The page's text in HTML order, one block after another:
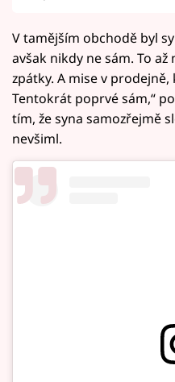
V tamějším obchodě byl
avšak nikdy ne sám. To
zpátky. A mise v
Tentokrát poprvé sám,“
tím, že syna samozřejmě
nevšiml.